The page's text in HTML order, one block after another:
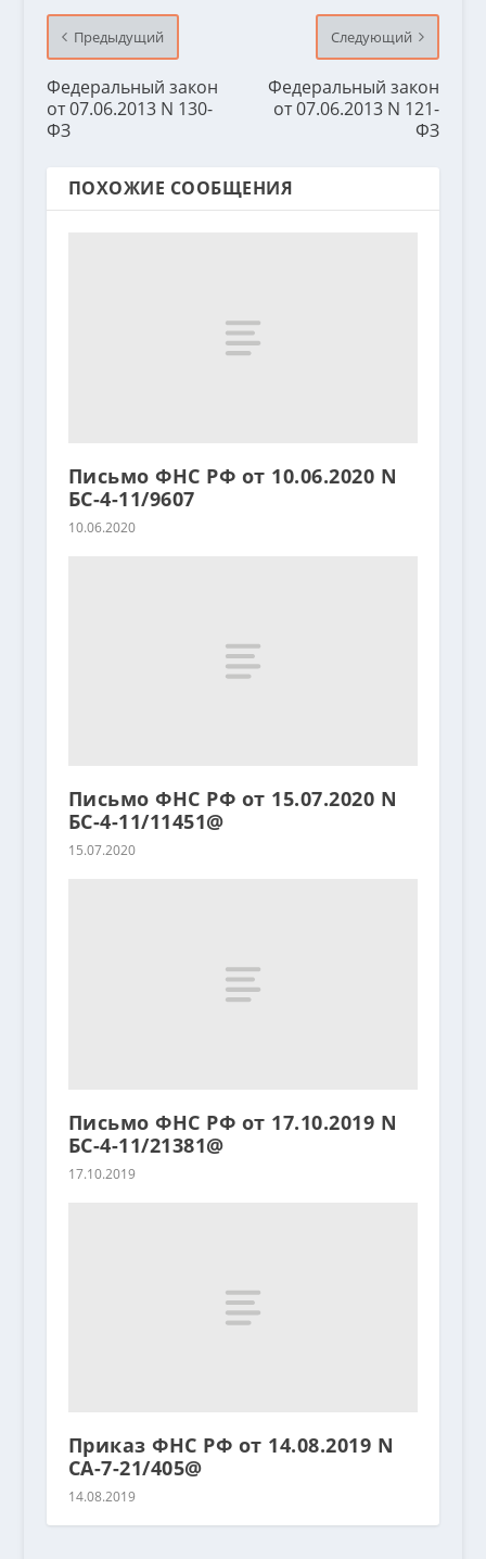
Предыдущий
Федеральный закон
от 07.06.2013 N 130-
ФЗ
Следующий
Федеральный закон
от 07.06.2013 N 121-
ФЗ
ПОХОЖИЕ СООБЩЕНИЯ
Письмо ФНС РФ от 10.06.2020 N
БС-4-11/9607
10.06.2020
Письмо ФНС РФ от 15.07.2020 N
БС-4-11/11451@
15.07.2020
Письмо ФНС РФ от 17.10.2019 N
БС-4-11/21381@
17.10.2019
Приказ ФНС РФ от 14.08.2019 N
СА-7-21/405@
14.08.2019